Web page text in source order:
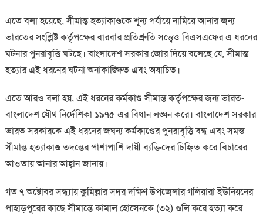
এতে বলা হয়েছে, সীমান্ত হত্যাকাণ্ডকে শূন্য পর্যায়ে নামিয়ে আনার জন্য
ভারতের সংশ্লিষ্ট কর্তৃপক্ষের বারবার প্রতিশ্রুতি সত্ত্বেও বিএসএফের এ ধরনের
ঘটনার পুনরাবৃত্তি ঘটছে। বাংলাদেশ সরকার জোর দিয়ে বলেছে যে, সীমান্ত
হত্যার এই ধরনের ঘটনা অনাকাঙ্ক্ষিত এবং অযাচিত।
এতে আরও বলা হয়, এই ধরনের কর্মকাণ্ড সীমান্ত কর্তৃপক্ষের জন্য ভারত-
বাংলাদেশ যৌথ নির্দেশিকা ১৯৭৫ এর বিধান লঙ্ঘন করে। বাংলাদেশ সরকার
ভারত সরকারকে এই ধরনের জঘন্য কর্মকাণ্ডের পুনরাবৃত্তি বন্ধ এবং সমস্ত
সীমান্ত হত্যাকাণ্ড তদন্তের পাশাপাশি দায়ী ব্যক্তিদের চিহ্নিত করে বিচারের
আওতায় আনার আহ্বান জানায়।
গত ৭ অক্টোবর সন্ধ্যায় কুমিল্লার সদর দক্ষিণ উপজেলার গলিয়ারা ইউনিয়নের
পাহাড়পুরের কাছে সীমান্তে কামাল হোসেনকে (৩২) গুলি করে হত্যা করে